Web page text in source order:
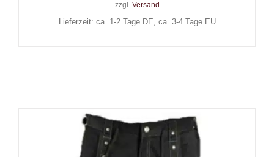
zzgl. Versand
Lieferzeit: ca. 1-2 Tage DE, ca. 3-4 Tage EU